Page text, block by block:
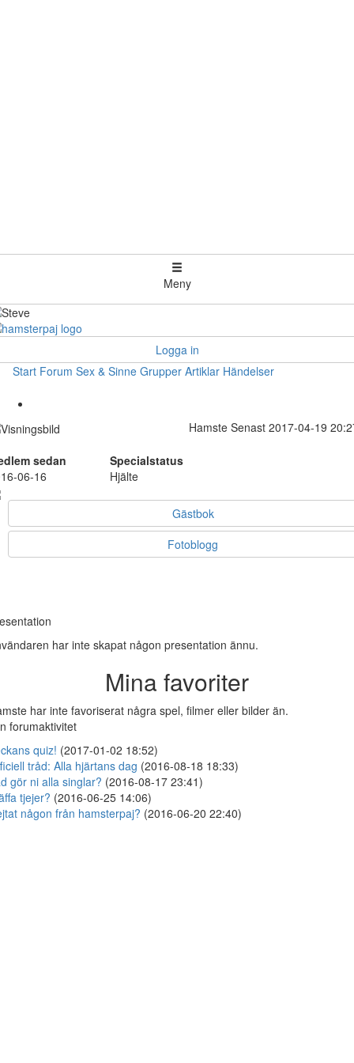
Meny
Logga in
Start Forum Sex & Sinne Grupper Artiklar Händelser
Hamste Senast 2017-04-19
sedan
Specialstatus
06-16
Hjälte
Gästbok
Fotoblogg
har inte skapat någon presentation ännu.
Mina favoriter
har inte favoriserat några spel, filmer eller bilder än.
forumaktivitet
quiz! (2017-01-02 18:52)
tråd: Alla hjärtans dag (2016-08-18 18:33)
gör ni alla singlar? (2016-08-17 23:41)
tjejer? (2016-06-25 14:06)
någon från hamsterpaj? (2016-06-20 22:40)